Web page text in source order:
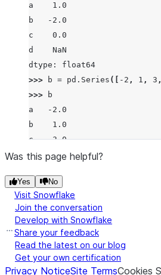
a    1.0
b   -2.0
c    0.0
d    NaN
dtype: float64
>>>
b = pd . Series ([ - 2 , 1 , 3 ,
>>>
b
a   -2.0
b    1.0
c    3.0
d    NaN
dtype: float64
>>> a.truediv
a   -0.5
b   -2.0
c    0.0
d    NaN
Was this page helpful?
Yes No
Visit Snowflake
Join the conversation
Develop with Snowflake
Share your feedback
Read the latest on our blog
Get your own certification
Privacy NoticeSite TermsCookies